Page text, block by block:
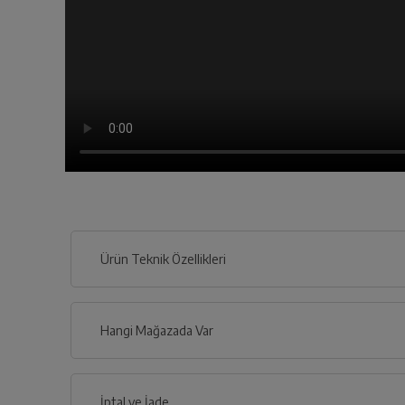
Ürün Teknik Özellikleri
Hangi Mağazada Var
İptal ve İade